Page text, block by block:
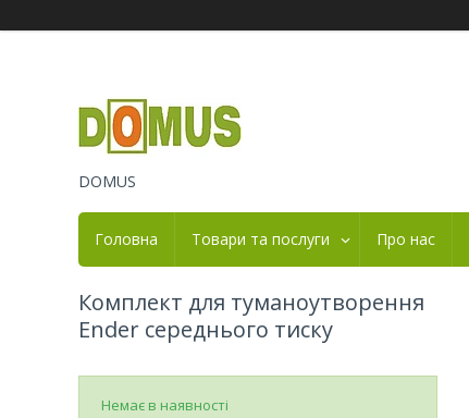
DOMUS
Головна Товари та послуги Про нас
Комплект для туманоутворення
Ender середнього тиску
Немає в наявності